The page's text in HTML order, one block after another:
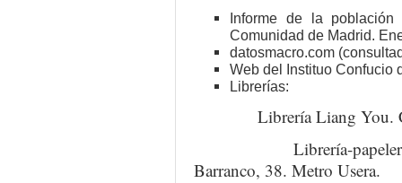
Informe de la
Comunidad de Madrid.
datosmacro.com
Web del Instituo Confucio
Librerías:
Librería Liang You. C/
Librería-papelería
Barranco, 38. Metro Usera.